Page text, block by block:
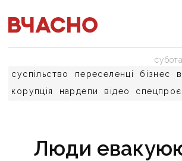
суспільство переселенці бізнес
корупція
нардепи відео
Люди